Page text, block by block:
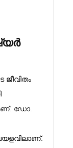
ഡോ.